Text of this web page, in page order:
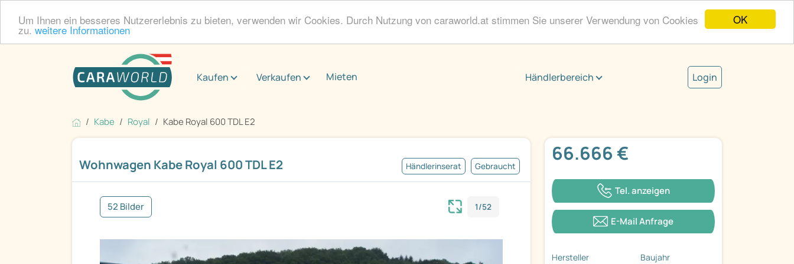
OK
Um Ihnen ein besseres Nutzererlebnis zu bieten, verwenden wir Cookies. Durch Nutzung von caraworld.at stimmen Sie unserer Verwendung von Cookies
zu. weitere Informationen
Kaufen Verkaufen Mieten Händlerbereich Login
Kabe Royal Kabe Royal 600 TDL E2
Wohnwagen Kabe Royal 600 TDL E2 Händlerinserat Gebraucht
52 Bilder 1/52
66.666 €
Tel. anzeigen
E-Mail Anfrage
Hersteller Baujahr